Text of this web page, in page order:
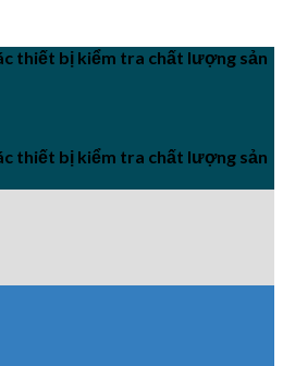
thiết bị kiểm tra chất lượng sản
thiết bị kiểm tra chất lượng sản